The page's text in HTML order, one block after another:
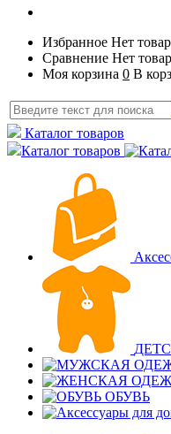
Избранное Нет
Сравнение Нет
Моя корзина 0 В
Каталог товаров
Каталог товаров
ОБУВЬ